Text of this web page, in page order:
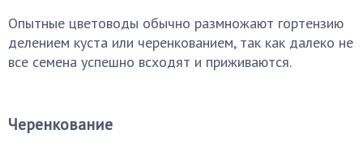
Опытные цветоводы обычно размножают гортензию
делением куста или черенкованием, так как далеко не
все семена успешно всходят и приживаются.
Черенкование